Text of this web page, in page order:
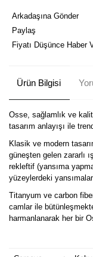
Arkadaşına Gönder
Paylaş
Fiyatı Düşünce Haber
Ürün Bilgisi
Osse, sağlamlık ve
tasarım anlayışı ile
Klasik ve modern
güneşten gelen zararlı
rekleftif (yansıma
yüzeylerdeki
Titanyum ve carbon
camlar ile
harmanlanarak her bir